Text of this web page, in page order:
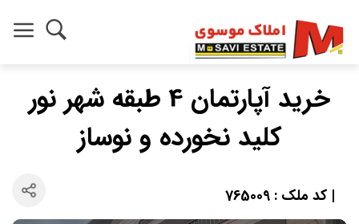
خرید آپارتمان 4 طبقه شهر نور
کلید نخورده و نوساز
| کد ملک : 765009